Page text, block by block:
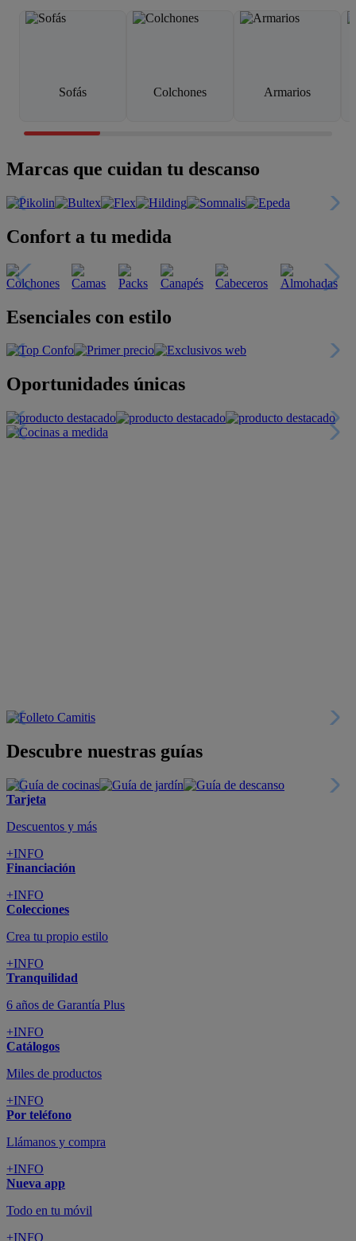
Sofás Colchones Armarios
Marcas que cuidan tu descanso
Confort a tu medida
Esenciales con estilo
Oportunidades únicas
Descubre nuestras guías
Tarjeta
Descuentos y más
+INFO
Financiación
+INFO
Colecciones
Crea tu propio estilo
+INFO
Tranquilidad
6 años de Garantía Plus
+INFO
Catálogos
Miles de productos
+INFO
Por teléfono
Llámanos y compra
+INFO
Nueva app
Todo en tu móvil
+INFO